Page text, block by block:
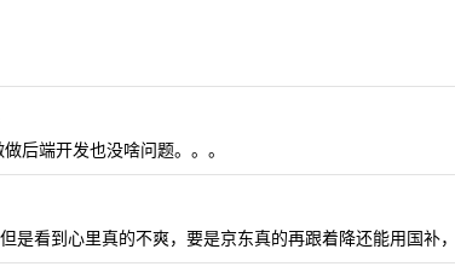
后端开发也没啥问题。。。
是看到心里真的不爽，要是京东真的再跟着降还能用国补